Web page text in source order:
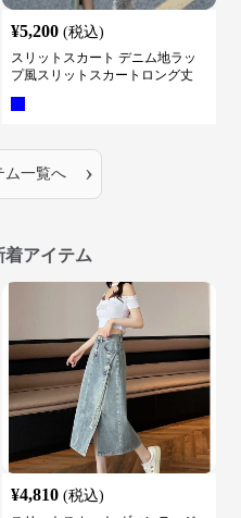
¥5,200 (税込)
スリットスカート デニム地ラッ
プ風スリットスカートロング丈
ム一覧へ ›
着アイテム
¥4,810 (税込)